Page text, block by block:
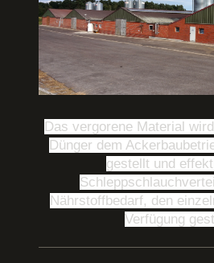
Das vergorene Material
Dünger dem
gestellt und
Nährstoffbedarf, den
Verfügung